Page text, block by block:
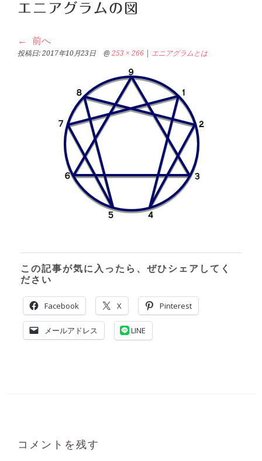
エニアグラムの図
前へ
投稿日:2017年10月23日 @253 × 266 エニアグラムとは
この記事が気に入ったら、ぜひシェアしてく
ださい
Facebook X Pinterest
メールアドレス LINE
コメントを残す